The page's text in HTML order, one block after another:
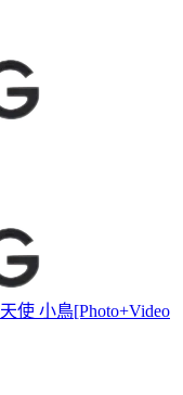
使 小鳥[Photo+Video